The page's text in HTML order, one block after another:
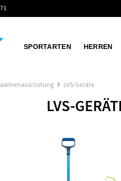
SPORTARTEN HERREN
LVS-Geräte
LVS-